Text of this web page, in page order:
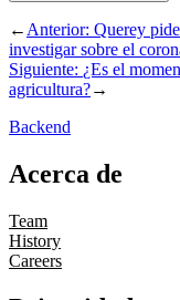
←Anterior: Querey
investigar sobre el
Siguiente: ¿Es el
agricultura?→
Backend
Acerca de
Team
History
Careers